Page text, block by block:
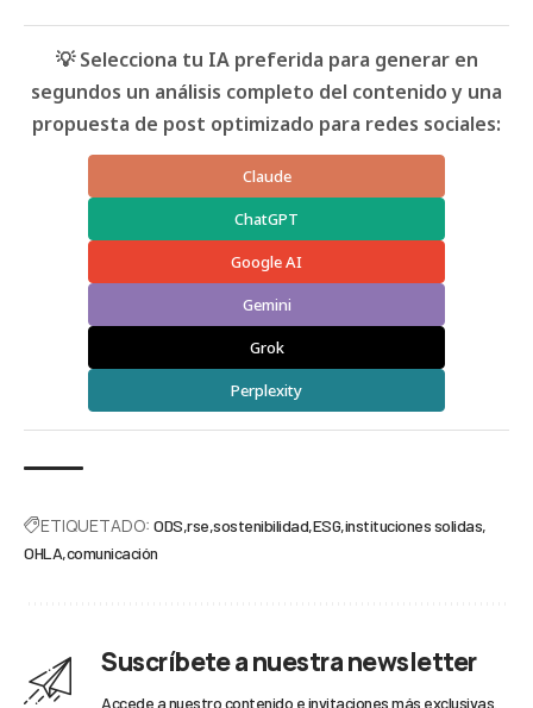
💡 Selecciona tu IA preferida para generar en
segundos un análisis completo del contenido y una
propuesta de post optimizado para redes sociales:
Claude
ChatGPT
Google AI
Gemini
Grok
Perplexity
ETIQUETADO: ODS rse sostenibilidad ESG instituciones solidas
OHLA comunicación
Suscríbete a nuestra newsletter
Accede a nuestro contenido e invitaciones más exclusivas.